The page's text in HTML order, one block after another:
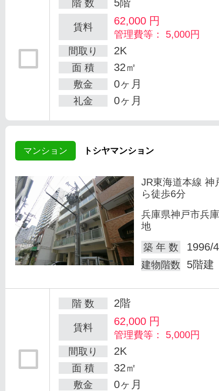
階 数 5階
賃料 62,000 円
管理費等： 5,000円
間取り
2K
面 積 32㎡
敷金 0ヶ月
礼金 0ヶ月
マンション トシヤマンション
JR東海道本線 神
ら徒歩6分
兵庫県神戸市兵
地
築 年 数
1996/
建物階数 5階建
階 数 2階
賃料 62,000 円
管理費等： 5,000円
間取り
2K
面 積 32㎡
敷金 0ヶ月